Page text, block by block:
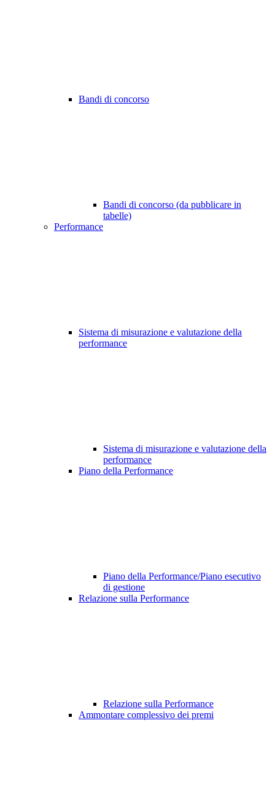
Bandi di concorso
Bandi di concorso (da pubblicare in
tabelle)
Performance
Sistema di misurazione e valutazione della
performance
Sistema di misurazione e valutazione della
performance
Piano della Performance
Piano della Performance/Piano esecutivo
di gestione
Relazione sulla Performance
Relazione sulla Performance
Ammontare complessivo dei premi